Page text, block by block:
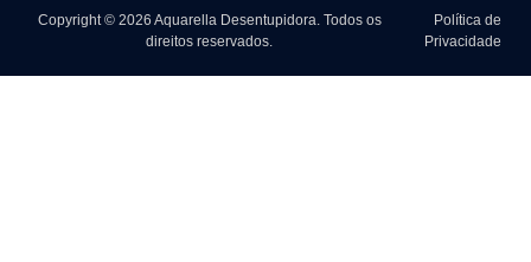
Copyright © 2026 Aquarella Desentupidora. Todos os
direitos reservados.
Política de
Privacidade